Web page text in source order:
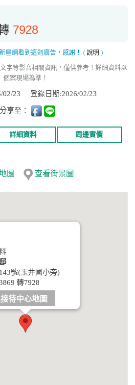
7928
屋網看到這則廣告，感謝！ ( 說明 )
字等影音相關資訊，僅供參考！詳細資料以
個案現場為準！
02/23 登錄日期:2026/02/23
分享至：
詳細資料 周邊實價
圖 查看街景圖
號(玉井國小旁)
轉7928
待中心地圖